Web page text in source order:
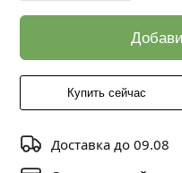
Купить сейчас
Доставка до 09.08